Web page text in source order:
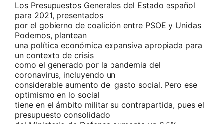
Los Presupuestos Generales del Estado español
para 2021, presentados
por el gobierno de coalición entre PSOE y Unidas
Podemos, plantean
una política económica expansiva apropiada para
un contexto de crisis
como el generado por la pandemia del
coronavirus, incluyendo un
considerable aumento del gasto social. Pero ese
optimismo en lo social
tiene en el ámbito militar su contrapartida, pues el
presupuesto consolidado